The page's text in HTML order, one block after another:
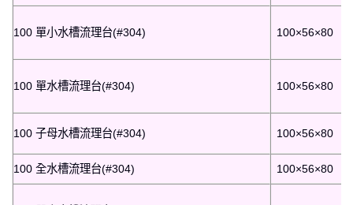
100 單小水槽流理台(#304) 100×56×80
100 單水槽流理台(#304) 100×56×80
100 子母水槽流理台(#304) 100×56×80
100 全水槽流理台(#304) 100×56×80